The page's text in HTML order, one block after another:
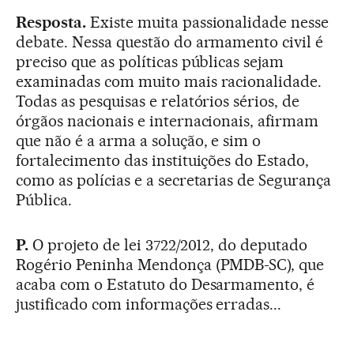
Resposta.Existe muita passionalidade nesse
debate. Nessa questão do armamento civil é
preciso que as políticas públicas sejam
examinadas com muito mais racionalidade.
Todas as pesquisas e relatórios sérios, de
órgãos nacionais e internacionais, afirmam
que não é a arma a solução, e sim o
fortalecimento das instituições do Estado,
como as polícias e a secretarias de Segurança
Pública.
P.O projeto de lei 3722/2012, do deputado
Rogério Peninha Mendonça (PMDB-SC), que
acaba com o Estatuto do Desarmamento, é
justificado com informações erradas...